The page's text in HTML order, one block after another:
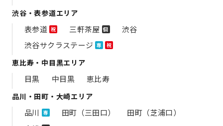
渋谷・表参道エリア
表参道 祝 三軒茶屋 個
渋谷
渋谷サクラステージ 専 祝
恵比寿・中目黒エリア
目黒 中目黒 恵比寿
品川・田町・大崎エリア
品川 専 田町（三田口）
田町（芝浦口）